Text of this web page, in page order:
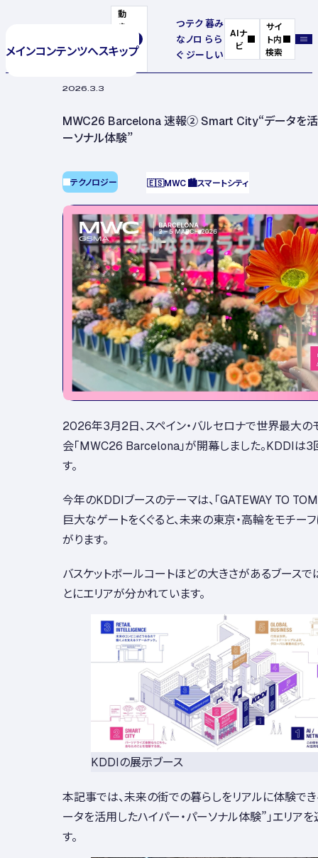
メインコンテンツへスキップ
動
き
停
つ
な
ぐ
テク
ノロ
ジー
暮
ら
し
み
ら
い
AIナ
ビ
サイ
ト内
検索
2026.3.3
MWC26 Barcelona 速報② Smart City“データを活
ーソナル体験”
テクノロジー 🇪🇸MWC🏙️スマートシティ
2026年3月2日、スペイン・バルセロナで世界最大
会「MWC26 Barcelona」が開幕しました。KDDIは
す。
今年のKDDIブースのテーマは、「GATEWAY TO
巨大なゲートをくぐると、未来の東京・高輪をモチー
がります。
バスケットボールコートほどの大きさがあるブースで
とにエリアが分かれています。
KDDIの展示ブース
本記事では、未来の街での暮らしをリアルに体験でき
ータを活用したハイパー・パーソナル体験”」エリア
す。